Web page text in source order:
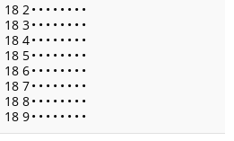
18 2• • • • • • • •
18 3• • • • • • • •
18 4• • • • • • • •
18 5• • • • • • • •
18 6• • • • • • • •
18 7• • • • • • • •
18 8• • • • • • • •
18 9• • • • • • • •